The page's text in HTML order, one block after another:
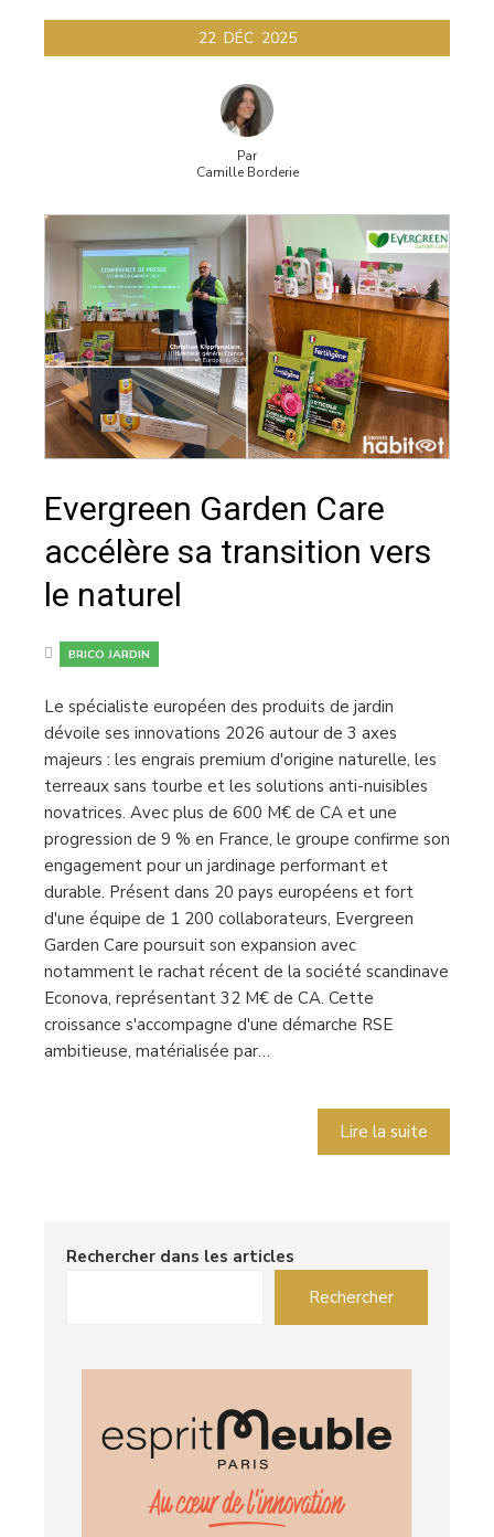
22 DÉC 2025
Par
Camille Borderie
Evergreen Garden Care
accélère sa transition vers
le naturel
BRICO JARDIN
Le spécialiste européen des produits de jardin
dévoile ses innovations 2026 autour de 3 axes
majeurs : les engrais premium d'origine naturelle, les
terreaux sans tourbe et les solutions anti-nuisibles
novatrices. Avec plus de 600 M€ de CA et une
progression de 9 % en France, le groupe confirme son
engagement pour un jardinage performant et
durable. Présent dans 20 pays européens et fort
d'une équipe de 1 200 collaborateurs, Evergreen
Garden Care poursuit son expansion avec
notamment le rachat récent de la société scandinave
Econova, représentant 32 M€ de CA. Cette
croissance s'accompagne d'une démarche RSE
ambitieuse, matérialisée par…
Lire la suite
Rechercher dans les articles
Rechercher